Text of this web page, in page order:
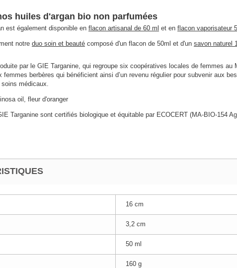
huiles d'argan bio non parfumées
est également disponible en flacon artisanal de 60 ml et en flacon vaporisateur
notre duo soin et beauté composé d'un flacon de 50ml et d'un savon naturel
par le GIE Targanine, qui regroupe six coopératives locales de femmes
femmes berbères qui bénéficient ainsi d’un revenu régulier pour subvenir aux
soins médicaux.
oil, fleur d'oranger
Targanine sont certifiés biologique et équitable par ECOCERT (MA-BIO-154
16 cm
3,2 cm
50 ml
160 g